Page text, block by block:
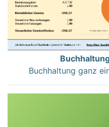
Buchhaltung ganz